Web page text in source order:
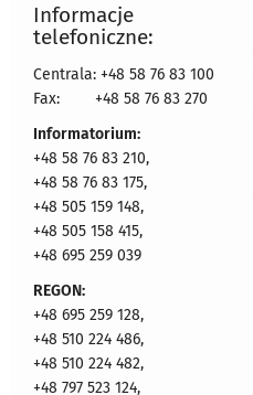
Informacje
telefoniczne:
Centrala: +48 58 76 83 100
Fax:
+48 58 76 83 270
Informatorium:
+48 58 76 83 210,
+48 58 76 83 175,
+48 505 159 148,
+48 505 158 415,
+48 695 259 039
REGON:
+48 695 259 128,
+48 510 224 486,
+48 510 224 482,
+48 797 523 124,